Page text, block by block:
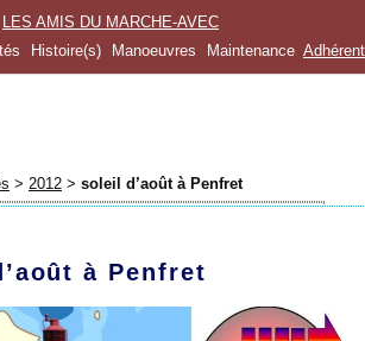
LES AMIS DU MARCHE-AVEC
Histoire(s) Manoeuvres Maintenance
> 2012 > soleil d’août à Penfret
à Penfret